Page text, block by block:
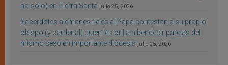
no sólo) en Tierra Santa julio 25, 2026
Sacerdotes alemanes fieles al Papa contestan a su propio
obispo (y cardenal) quien les orilla a bendecir parejas del
mismo sexo en importante diócesis julio 25, 2026